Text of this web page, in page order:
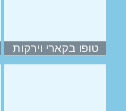
טופו בקארי וירקות